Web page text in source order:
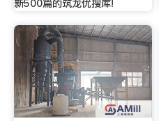
新500篇的筑龙优搜库!